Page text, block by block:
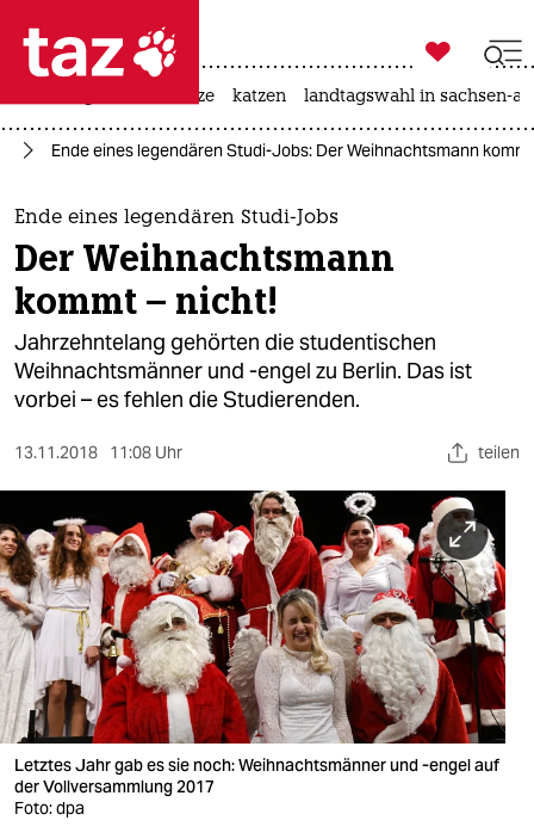
 taz zahl ich
taz zahl ich
themen
politik
öko
gesellschaft
sport
berlin
nord
wahrheit
verlag
verlag
veranstaltungen

taz zahl ich
hitze katzen landtagswahl in sachsen-
Ende eines legendären Studi-Jobs: Der Weihnachtsmann
Ende eines legendären Studi-Jobs
Der Weihnachtsmann
kommt – nicht!
Jahrzehntelang gehörten die studentischen
Weihnachtsmänner und -engel zu Berlin. Das ist
vorbei – es fehlen die Studierenden.
13.11.2018 11:08 Uhr teilen
Letztes Jahr gab es sie noch: Weihnachtsmänner und -engel auf
der Vollversammlung 2017
Foto: dpa